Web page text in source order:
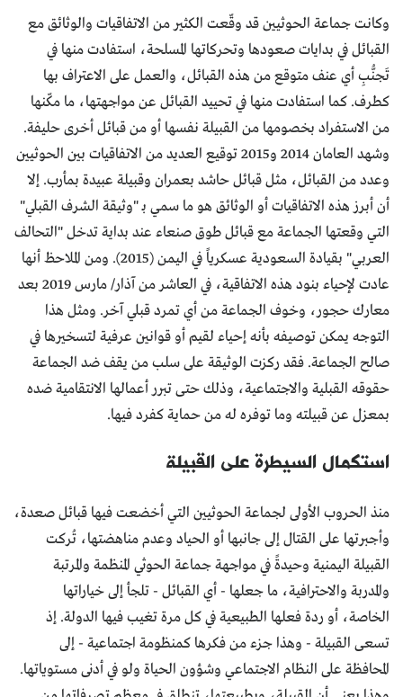
وكانت جماعة الحوثيين قد وقّعت الكثير من الاتفاقيات والوثائق مع
القبائل في بدايات صعودها وتحركاتها المسلحة، استفادت منها في
تَجنُّبِ أي عنف متوقع من هذه القبائل، والعمل على الاعتراف بها
كطرف. كما استفادت منها في تحييد القبائل عن مواجهتها، ما مكّنها
من الاستفراد بخصومها من القبيلة نفسها أو من قبائل أخرى حليفة.
وشهد العامان 2014 و2015 توقيع العديد من الاتفاقيات بين الحوثيين
وعدد من القبائل، مثل قبائل حاشد بعمران وقبيلة عبيدة بمأرب. إلا
أن أبرز هذه الاتفاقيات أو الوثائق هو ما سمي بـ "وثيقة الشرف القبلي"
التي وقعتها الجماعة مع قبائل طوق صنعاء عند بداية تدخل "التحالف
العربي" بقيادة السعودية عسكرياً في اليمن (2015). ومن الملاحظ أنها
عادت لإحياء بنود هذه الاتفاقية، في العاشر من آذار/ مارس 2019 بعد
معارك حجور، وخوف الجماعة من أي تمرد قبلي آخر. ومثل هذا
التوجه يمكن توصيفه بأنه إحياء لقيم أو قوانين عرفية لتسخيرها في
صالح الجماعة. فقد ركزت الوثيقة على سلب من يقف ضد الجماعة
حقوقه القبلية والاجتماعية، وذلك حتى تبرر أعمالها الانتقامية ضده
بمعزل عن قبيلته وما توفره له من حماية كفرد فيها.
استكمال السيطرة على القبيلة
منذ الحروب الأولى لجماعة الحوثيين التي أخضعت فيها قبائل صعدة،
وأجبرتها على القتال إلى جانبها أو الحياد وعدم مناهضتها، تُركت
القبيلة اليمنية وحيدةً في مواجهة جماعة الحوثي المنظمة والمرتبة
والمدربة والاحترافية، ما جعلها - أي القبائل - تلجأ إلى خياراتها
الخاصة، أو ردة فعلها الطبيعية في كل مرة تغيب فيها الدولة. إذ
تسعى القبيلة - وهذا جزء من فكرها كمنظومة اجتماعية - إلى
المحافظة على النظام الاجتماعي وشؤون الحياة ولو في أدنى مستوياتها.